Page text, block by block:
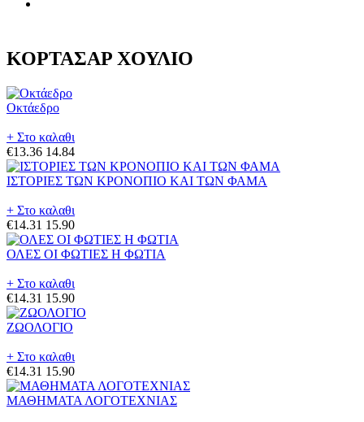
ΚΟΡΤΑΣΑΡ ΧΟΥΛΙΟ
Οκτάεδρο
+ Στο καλαθι
€13.36 14.84
ΙΣΤΟΡΙΕΣ ΤΩΝ ΚΡΟΝΟΠΙΟ ΚΑΙ ΤΩΝ ΦΑΜΑ
+ Στο καλαθι
€14.31 15.90
ΟΛΕΣ ΟΙ ΦΩΤΙΕΣ Η ΦΩΤΙΑ
+ Στο καλαθι
€14.31 15.90
ΖΩΟΛΟΓΙΟ
+ Στο καλαθι
€14.31 15.90
ΜΑΘΗΜΑΤΑ ΛΟΓΟΤΕΧΝΙΑΣ